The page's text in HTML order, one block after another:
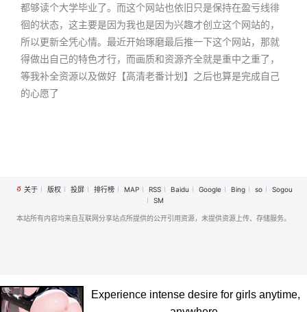
都够读个大学毕业了。而这个网站也依旧只是保持在盈亏线徘
徊的状态，这主要是因为我也是因为兴趣才创立这个网站的，
所以更新全凭心情。最近开始琢磨最后推一下这个网站，那就
得做出自己的特色才行，而画质和资源齐全就是重中之重了，
等我补全资源以及做好【高清老番计划】之后也算是完成自己
的心愿了
关于 版权 投屏 排行榜 MAP RSS Baidu Google Bing so
Sogou
SM
本站所有内容均来自互联网分享站点所提供的公开引用资源，未提供资源上传、存储服务。
Experience intense desire for girls anytime,